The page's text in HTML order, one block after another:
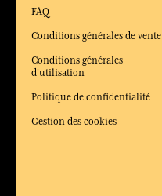
FAQ
Conditions générales de vente
Conditions générales
d'utilisation
Politique de confidentialité
Gestion des cookies